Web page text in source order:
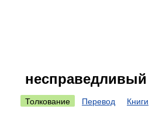
несправедливый
Толкование Перевод Книги